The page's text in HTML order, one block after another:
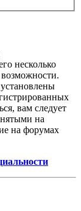
несколько
вам следует
на
на форумах